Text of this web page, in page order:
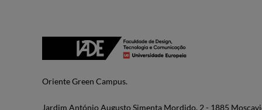
Oriente Green Campus.
Jardim António Augusto Simenta Mordido, 2 - 1885